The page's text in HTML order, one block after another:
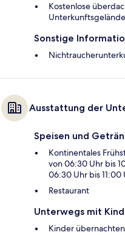
Kostenlose
Unterkunftsgelände
Sonstige
Ausstattung der
Speisen und
Kontinentales
von 06:30 Uhr bis
06:30 Uhr bis 11:00
Restaurant
Unterwegs mit
Kinder